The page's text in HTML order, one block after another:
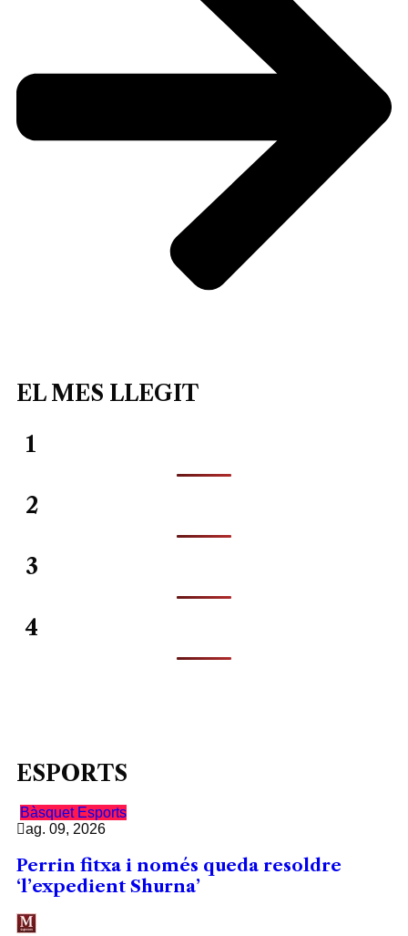
EL MES LLEGIT
1
2
3
4
ESPORTS
Bàsquet Esports
ag. 09, 2026
Perrin fitxa i només queda resoldre
‘l’expedient Shurna’